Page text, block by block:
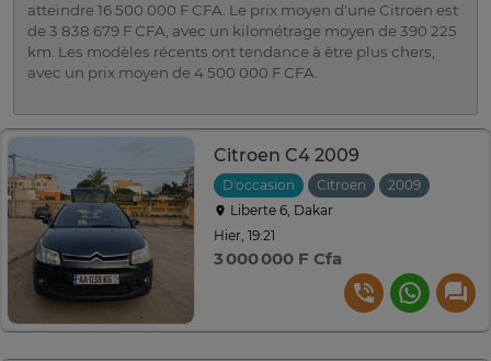
atteindre 16 500 000 F CFA. Le prix moyen d'une Citroën est
de 3 838 679 F CFA, avec un kilométrage moyen de 390 225
km. Les modèles récents ont tendance à être plus chers,
avec un prix moyen de 4 500 000 F CFA.
Citroen C4 2009
D'occasion Citroen 2009
Liberte 6, Dakar
Hier, 19:21
3 000 000 F Cfa